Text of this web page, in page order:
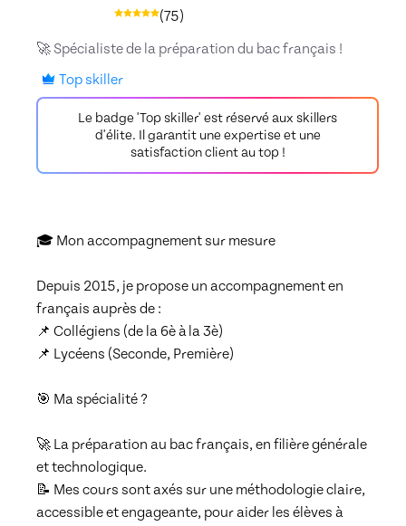
(75)
🚀 Spécialiste de la préparation du bac français !
Top skiller
Le badge 'Top skiller' est réservé aux skillers
d'élite. Il garantit une expertise et une
satisfaction client au top !
🎓 Mon accompagnement sur mesure
Depuis 2015, je propose un accompagnement en
français auprès de :
📌 Collégiens (de la 6è à la 3è)
📌 Lycéens (Seconde, Première)
🎯 Ma spécialité ?
🚀 La préparation au bac français, en filière générale
et technologique.
📝 Mes cours sont axés sur une méthodologie claire,
accessible et engageante, pour aider les élèves à